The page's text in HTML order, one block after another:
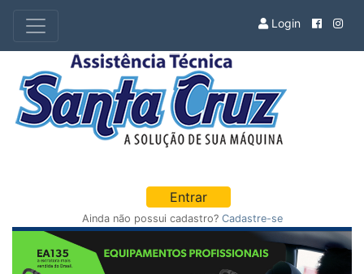
Login
Entrar
Ainda não possui cadastro? Cadastre-se